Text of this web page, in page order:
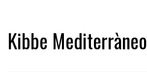
Kibbe Mediterràneo